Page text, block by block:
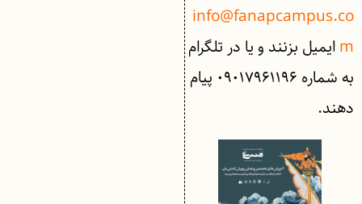
info@fanapcampus.co
mایمیل بزنند و یا در تلگرام
به شماره ۰۹۰۱۷۹۶۱۱۹۶ پیام
دهند.